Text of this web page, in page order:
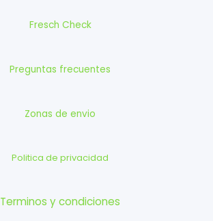
Fresch Check
Preguntas frecuentes
Zonas de envio
Politica de privacidad
Terminos y condiciones